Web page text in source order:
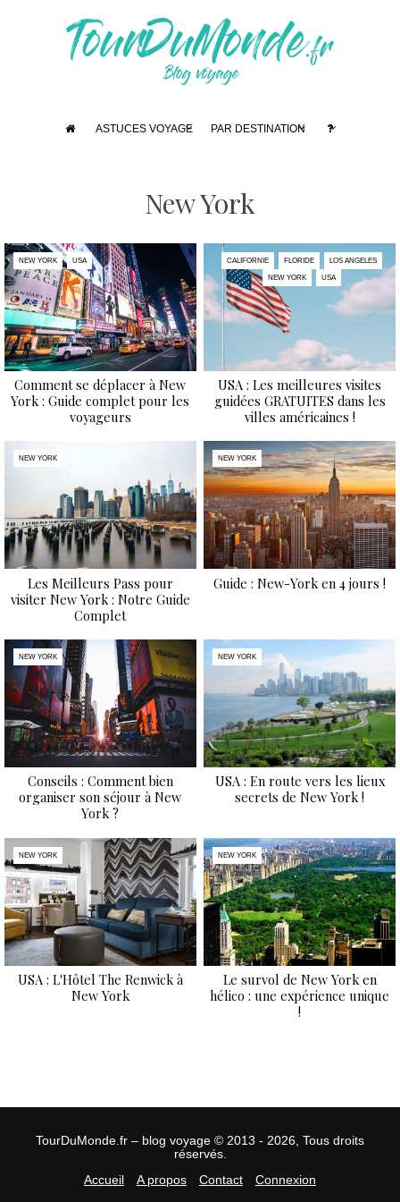
ASTUCES VOYAGE PAR DESTINATION
New York
NEW YORK USA
Comment se déplacer à New
York : Guide complet pour les
voyageurs
CALIFORNIE FLORIDE LOS ANGELES
NEW YORK USA
USA : Les meilleures visites
guidées GRATUITES dans les
villes américaines !
NEW YORK
Les Meilleurs Pass pour
visiter New York : Notre Guide
Complet
NEW YORK
Guide : New-York en 4 jours !
NEW YORK
Conseils : Comment bien
organiser son séjour à New
York ?
NEW YORK
USA : En route vers les lieux
secrets de New York !
NEW YORK
USA : L'Hôtel The Renwick à
New York
NEW YORK
Le survol de New York en
hélico : une expérience unique
!
TourDuMonde.fr – blog voyage © 2013 - 2026, Tous droits
réservés.
Accueil
A propos Contact Connexion